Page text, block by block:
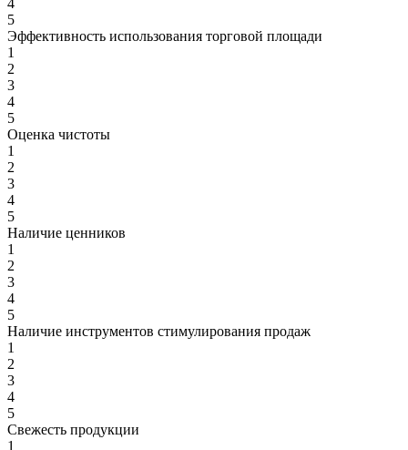
4
5
Эффективность использования торговой площади
1
2
3
4
5
Оценка чистоты
1
2
3
4
5
Наличие ценников
1
2
3
4
5
Наличие инструментов стимулирования продаж
1
2
3
4
5
Свежесть продукции
1